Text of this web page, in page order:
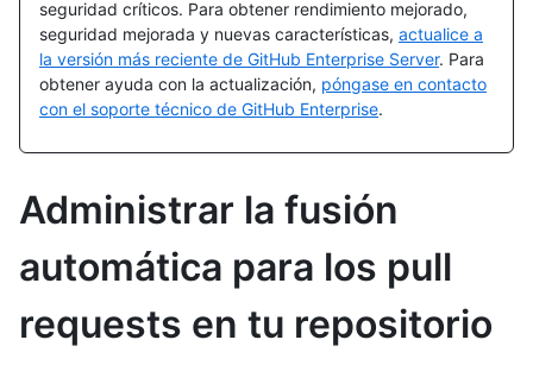
seguridad críticos. Para obtener rendimiento mejorado,
seguridad mejorada y nuevas características, actualice a
la versión más reciente de GitHub Enterprise Server. Para
obtener ayuda con la actualización, póngase en contacto
con el soporte técnico de GitHub Enterprise.
Administrar la fusión
automática para los pull
requests en tu repositorio